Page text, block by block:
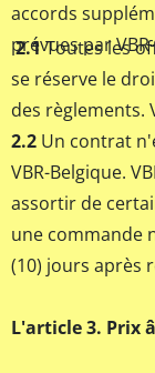
accords
prévues par
2.1Toutes les
se réserve le
des règlements.
2.2 Un contrat
VBR-Belgique.
assortir de
une commande
(10) jours après
L'article 3. Prix